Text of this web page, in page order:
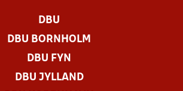
DBU
DBU BORNHOLM
DBU FYN
DBU JYLLAND